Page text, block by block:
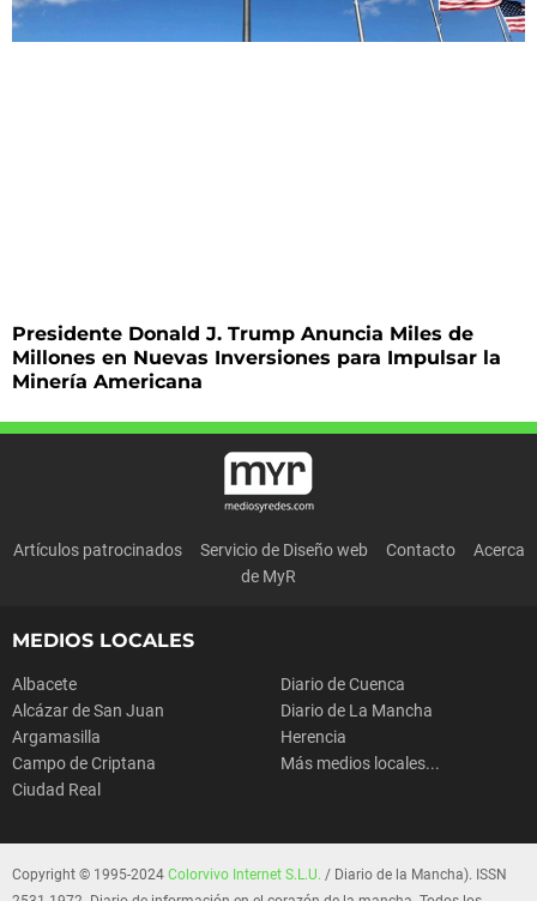
Presidente Donald J. Trump Anuncia Miles de
Millones en Nuevas Inversiones para Impulsar la
Minería Americana
Artículos patrocinados Servicio de Diseño web Contacto
Acerca
de MyR
MEDIOS LOCALES
Albacete
Alcázar de San Juan
Argamasilla
Campo de Criptana
Ciudad Real
Diario de Cuenca
Diario de La Mancha
Herencia
Más medios locales...
Copyright © 1995-2024 Colorvivo Internet S.L.U. / Diario de la Mancha). ISSN